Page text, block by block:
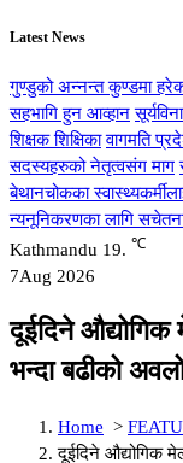
Latest News
गुण्डुको अन्नन्त कुण्डमा हरेक
सहभागि हुन आव्हान
शिक्षक शिक्षिका वागमति
सदस्यहरुको नेतृत्वसंग माग
बेथानचोकका
न्यनूनिकरणका लागि
Kathmandu 19. ℃
7Aug 2026
दूईदिने
भन्दा बढीको
Home >
दूईदिने औद्योगिक